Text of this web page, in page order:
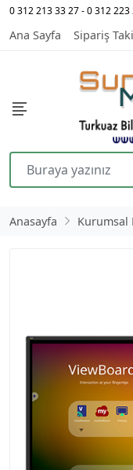
0 312 213 33 27 - 0 312
Ana Sayfa Sipariş
Anasayfa